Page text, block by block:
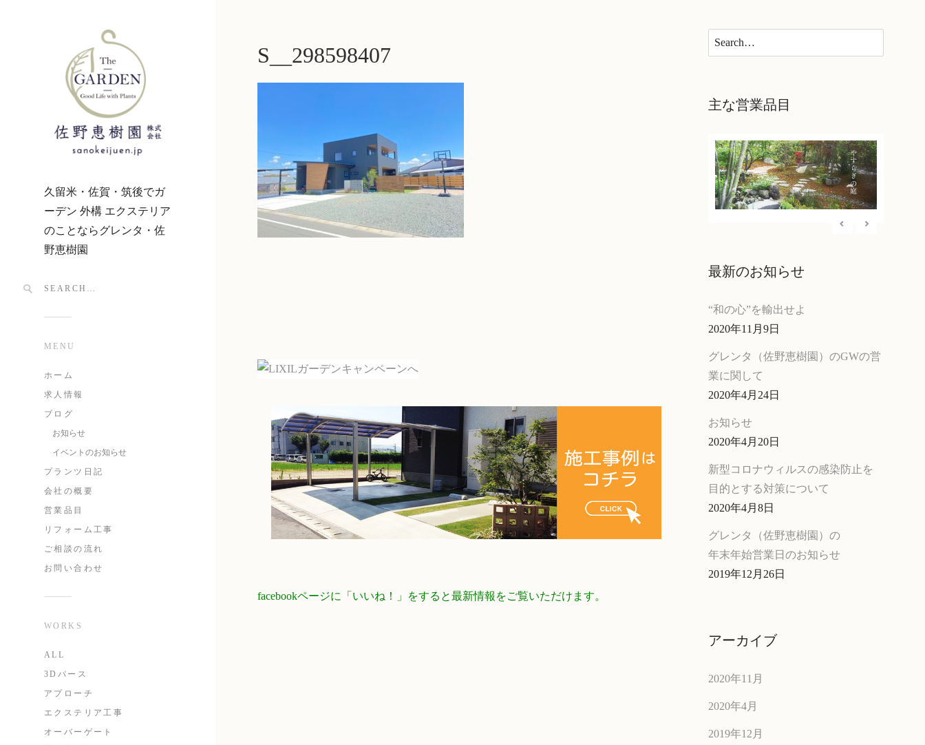
久留米・佐賀・筑後でガ
ーデン 外構 エクステリア
のことならグレンタ・佐
野恵樹園
MENU
ホーム
求人情報
ブログ
お知らせ
イベントのお知らせ
プランツ日記
会社の概要
営業品目
リフォーム工事
ご相談の流れ
お問い合わせ
WORKS
ALL
3Dパース
アプローチ
エクステリア工事
オーバーゲート
S__298598407
facebookページに「いいね！」をすると最新情報をご覧いただけます。
主な営業品目
最新のお知らせ
“和の心”を輸出せよ
2020年11月9日
グレンタ（佐野恵樹園）のGWの営
業に関して
2020年4月24日
お知らせ
2020年4月20日
新型コロナウィルスの感染防止を
目的とする対策について
2020年4月8日
グレンタ（佐野恵樹園）の
年末年始営業日のお知らせ
2019年12月26日
アーカイブ
2020年11月
2020年4月
2019年12月